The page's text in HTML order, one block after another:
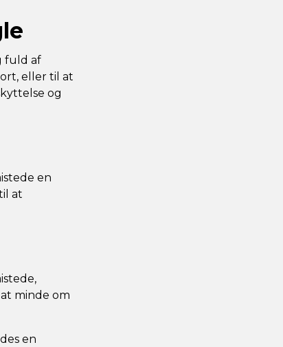
fuld af
eller til at
og
en
at
minde om
en